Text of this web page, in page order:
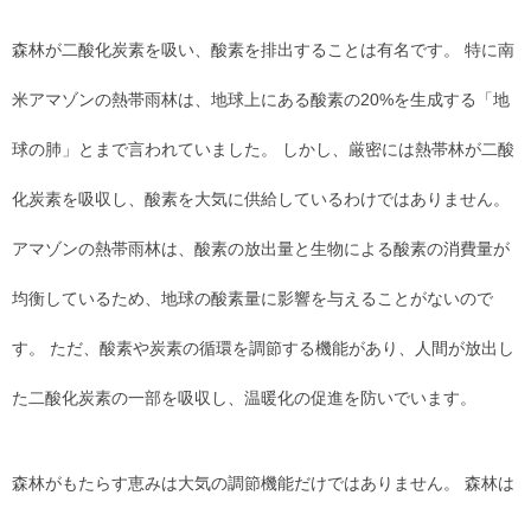
森林が二酸化炭素を吸い、酸素を排出することは有名です。 特に南
米アマゾンの熱帯雨林は、地球上にある酸素の20%を生成する「地
球の肺」とまで言われていました。 しかし、厳密には熱帯林が二酸
化炭素を吸収し、酸素を大気に供給しているわけではありません。
アマゾンの熱帯雨林は、酸素の放出量と生物による酸素の消費量が
均衡しているため、地球の酸素量に影響を与えることがないので
す。 ただ、酸素や炭素の循環を調節する機能があり、人間が放出し
た二酸化炭素の一部を吸収し、温暖化の促進を防いでいます。
森林がもたらす恵みは大気の調節機能だけではありません。 森林は